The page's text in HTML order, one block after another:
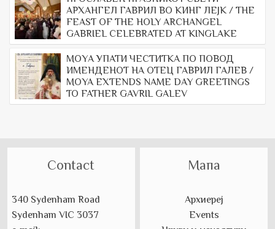
АРХАНГЕЛ ГАВРИЛ ВО КИНГ ЛЕЈК / THE
FEAST OF THE HOLY ARCHANGEL
GABRIEL CELEBRATED AT KINGLAKE
МОYА УПАТИ ЧЕСТИТКА ПО ПОВОД
ИМЕНДЕНОТ НА ОТЕЦ ГАВРИЛ ГАЛЕВ /
MOYA EXTENDS NAME DAY GREETINGS
TO FATHER GAVRIL GALEV
Contact
340 Sydenham Road
Sydenham VIC 3037
Мапа
Архиереј
Events